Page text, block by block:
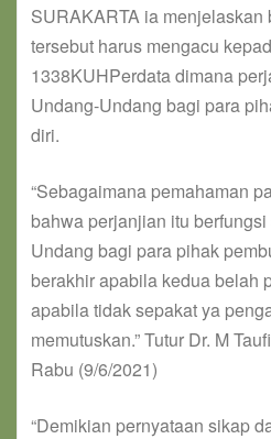
SURAKARTA ia menjelaskan
tersebut harus mengacu
1338KUHPerdata dimana
Undang-Undang bagi para
diri.
“Sebagaimana pemahaman
bahwa perjanjian itu
Undang bagi para pihak
berakhir apabila kedua belah
apabila tidak sepakat ya
memutuskan.” Tutur Dr. M
Rabu (9/6/2021)
“Demikian pernyataan sikap